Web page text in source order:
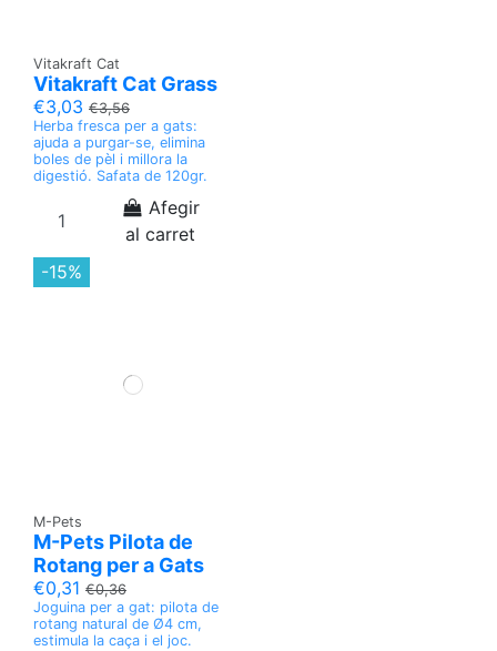
Vitakraft Cat
Vitakraft Cat Grass
€3,03 €3,56
Herba fresca per a gats:
ajuda a purgar-se, elimina
boles de pèl i millora la
digestió. Safata de 120gr.
Afegir
al carret
-15%
M-Pets
M-Pets Pilota de
Rotang per a Gats
€0,31 €0,36
Joguina per a gat: pilota de
rotang natural de Ø4 cm,
estimula la caça i el joc.